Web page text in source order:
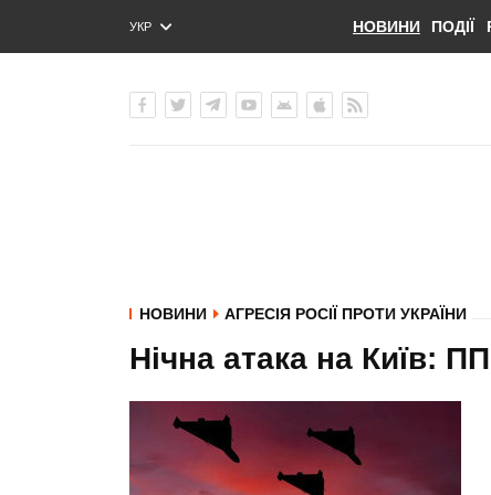
УКР
ENG
НОВИНИ ПОДІЇ
НОВИНИ АГРЕСІЯ РОСІЇ ПРОТИ УКРАЇНИ
Нічна атака на Київ: